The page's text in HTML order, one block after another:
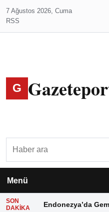
7 Ağustos 2026, Cuma
RSS
G
Menü
SON
DAKIKA
Endonezya’da